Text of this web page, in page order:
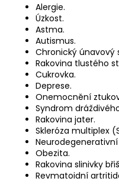
Alergie.
Úzkost.
Astma.
Autismus.
Chronický únavový
Rakovina tlustého
Cukrovka.
Deprese.
Onemocnění
Syndrom
Rakovina jater.
Skleróza multiplex
Obezita.
Rakovina slinivky
Revmatoidní